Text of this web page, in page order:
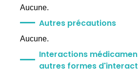
Aucune.
Autres précautions
Aucune.
Interactions
autres formes